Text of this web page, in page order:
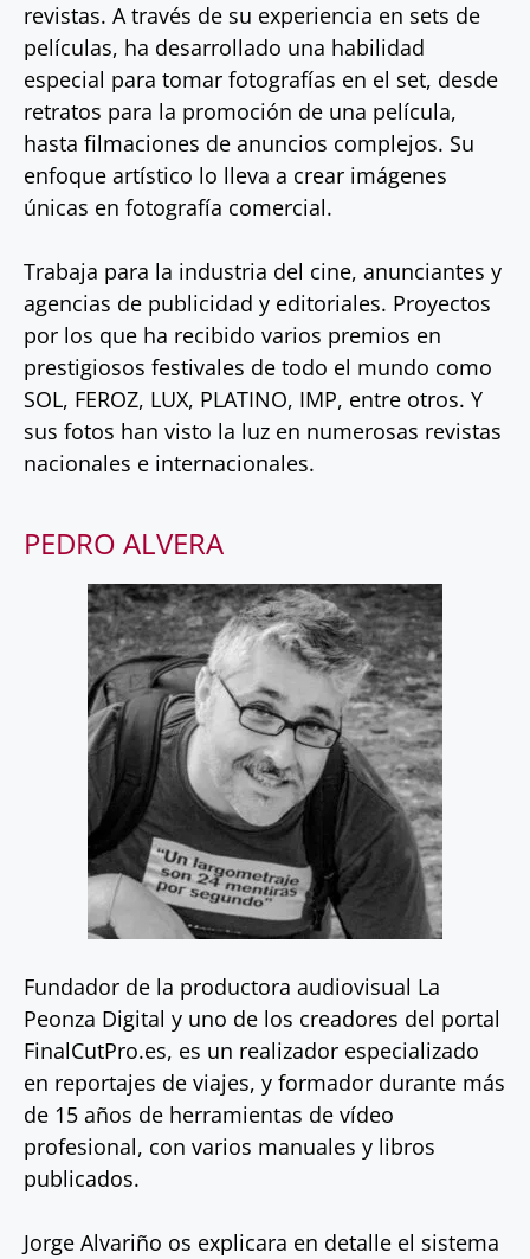
revistas. A través de su experiencia en sets de
películas, ha desarrollado una habilidad
especial para tomar fotografías en el set, desde
retratos para la promoción de una película,
hasta filmaciones de anuncios complejos. Su
enfoque artístico lo lleva a crear imágenes
únicas en fotografía comercial.
Trabaja para la industria del cine, anunciantes y
agencias de publicidad y editoriales. Proyectos
por los que ha recibido varios premios en
prestigiosos festivales de todo el mundo como
SOL, FEROZ, LUX, PLATINO, IMP, entre otros. Y
sus fotos han visto la luz en numerosas revistas
nacionales e internacionales.
PEDRO ALVERA
Fundador de la productora audiovisual La
Peonza Digital y uno de los creadores del portal
FinalCutPro.es, es un realizador especializado
en reportajes de viajes, y formador durante más
de 15 años de herramientas de vídeo
profesional, con varios manuales y libros
publicados.
Jorge Alvariño os explicara en detalle el sistema